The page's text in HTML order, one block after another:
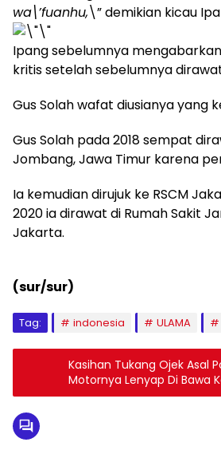
wa\’fuanhu,\” demikian kicau
Ipang sebelumnya
kritis setelah sebelumnya
Gus Solah wafat diusianya yang
Gus Solah pada 2018 sempat
Jombang, Jawa Timur karena
Ia kemudian dirujuk ke RSCM
2020 ia dirawat di Rumah Sakit
Jakarta.
(sur/sur)
Tag: indonesia ULAMA
Kasihan Tukang Ojek Asal
Motornya Lenyap Di Bawa
Penumpang Saat Di